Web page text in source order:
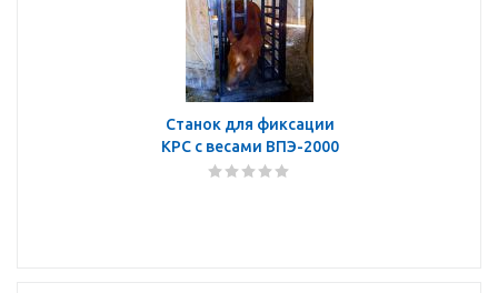
Станок для фиксации
КРС с весами ВПЭ-2000